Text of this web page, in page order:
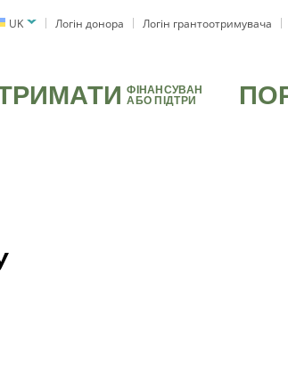
UK Логін донора Логін грантоотримувача
ФІНАНСУВАН
АБО ПІДТРИ